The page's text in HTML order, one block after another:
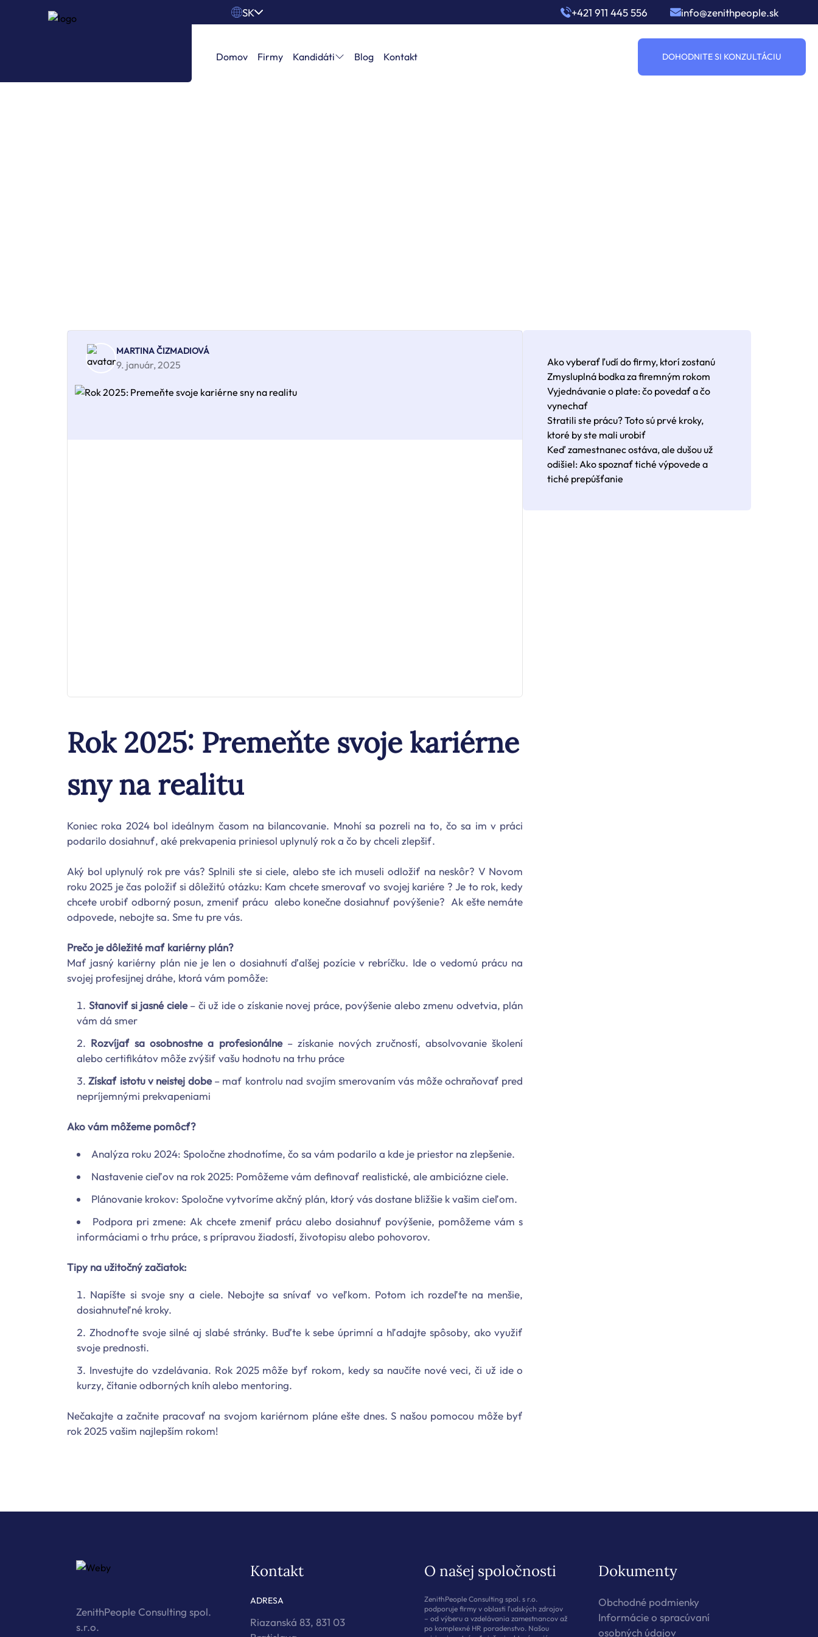
SK +421 911 445 556 info@zenithpeople.sk
Domov Firmy Kandidáti Blog Kontakt DOHODNITE SI KONZULTÁCIU
MARTINA ČIZMADIOVÁ
9. január, 2025
Rok 2025: Premeňte svoje kariérne
sny na realitu
Koniec roka 2024 bol ideálnym časom na bilancovanie. Mnohí sa pozreli na to, čo sa im v práci
podarilo dosiahnuť, aké prekvapenia priniesol uplynulý rok a čo by chceli zlepšiť.
Aký bol uplynulý rok pre vás? Splnili ste si ciele, alebo ste ich museli odložiť na neskôr? V Novom
roku 2025 je čas položiť si dôležitú otázku: Kam chcete smerovať vo svojej kariére ? Je to rok, kedy
chcete urobiť odborný posun, zmeniť prácu alebo konečne dosiahnuť povýšenie? Ak ešte nemáte
odpovede, nebojte sa. Sme tu pre vás.
Prečo je dôležité mať kariérny plán?
Mať jasný kariérny plán nie je len o dosiahnutí ďalšej pozície v rebríčku. Ide o vedomú prácu na
svojej profesijnej dráhe, ktorá vám pomôže:
Stanoviť si jasné ciele – či už ide o získanie novej práce, povýšenie alebo zmenu odvetvia, plán
vám dá smer
Rozvíjať sa osobnostne a profesionálne – získanie nových zručností, absolvovanie školení
alebo certifikátov môže zvýšiť vašu hodnotu na trhu práce
Získať istotu v neistej dobe – mať kontrolu nad svojím smerovaním vás môže ochraňovať pred
nepríjemnými prekvapeniami
Ako vám môžeme pomôcť?
Analýza roku 2024: Spoločne zhodnotíme, čo sa vám podarilo a kde je priestor na zlepšenie.
Nastavenie cieľov na rok 2025: Pomôžeme vám definovať realistické, ale ambiciózne ciele.
Plánovanie krokov: Spoločne vytvoríme akčný plán, ktorý vás dostane bližšie k vašim cieľom.
Podpora pri zmene: Ak chcete zmeniť prácu alebo dosiahnuť povýšenie, pomôžeme vám s
informáciami o trhu práce, s prípravou žiadostí, životopisu alebo pohovorov.
Tipy na užitočný začiatok:
Napíšte si svoje sny a ciele. Nebojte sa snívať vo veľkom. Potom ich rozdeľte na menšie,
dosiahnuteľné kroky.
Zhodnoťte svoje silné aj slabé stránky. Buďte k sebe úprimní a hľadajte spôsoby, ako využiť
svoje prednosti.
Investujte do vzdelávania. Rok 2025 môže byť rokom, kedy sa naučíte nové veci, či už ide o
kurzy, čítanie odborných kníh alebo mentoring.
Nečakajte a začnite pracovať na svojom kariérnom pláne ešte dnes. S našou pomocou môže byť
rok 2025 vašim najlepším rokom!
Ako vyberať ľudí do firmy, ktorí zostanú
Zmysluplná bodka za firemným rokom
Vyjednávanie o plate: čo povedať a čo
vynechať
Stratili ste prácu? Toto sú prvé kroky,
ktoré by ste mali urobiť
Keď zamestnanec ostáva, ale dušou už
odišiel: Ako spoznať tiché výpovede a
tiché prepúšťanie
ZenithPeople Consulting spol.
s.r.o.
Kontakt
ADRESA
Riazanská 83, 831 03
O našej spoločnosti
ZenithPeople Consulting spol. s r.o.
podporuje firmy v oblasti ľudských zdrojov
– od výberu a vzdelávania zamestnancov až
po komplexné HR poradenstvo. Našou
Dokumenty
Obchodné podmienky
Informácie o spracúvaní
osobných údajov